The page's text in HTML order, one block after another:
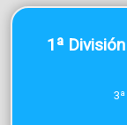
1ª